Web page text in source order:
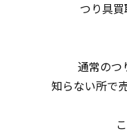
つり具買
通常のつ
知らない所で
こ